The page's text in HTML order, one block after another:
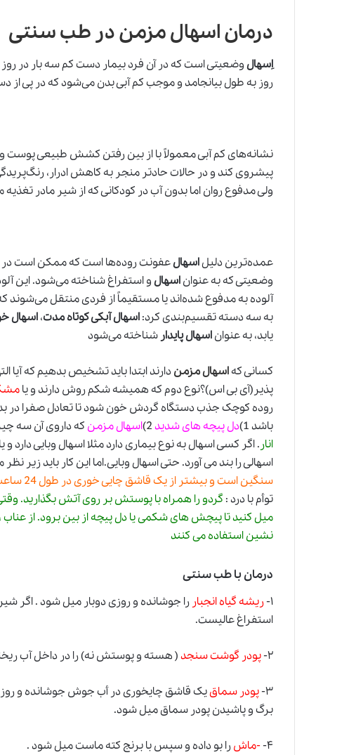
درمان اسهال مزمن در طب سنتی
اِسهالوضعیتی است که در آن فرد بیمار دست کم سه بار در روز
روز به طول بیانجامد و موجب کم آبی بدن می‌شود که در پی
نشانه‌های کم آبی معمولاً با از بین رفتن کشش طبیعی
پیشروی کند و در حالات حادتر منجر به کاهش ادرار،
ولی مدفوع روان اما بدون آب در کودکانی که از شیر مادر
عمده‌ترین دلیلاسهالعفونت روده‌ها است که ممکن است در
وضعیتی که به عنواناسهالو استفراغ شناخته می‌شود. این
آلوده به مدفوع شده‌اند یا مستقیماً از فردی منتقل می‌شوند
به سه دسته تقسیم‌بندی کرد:اسهال آبکی کوتاه مدت،اسهال
یابد، به عنواناسهال پایدار شناخته می‌شود
کسانی کهاسهال مزمندارند ابتدا باید تشخیص بدهیم که آیا
پذیر(آی بی اس)؟نوع دوم که همیشه شکم روش دارند و یا
روده کوچک جذب دستگاه گردش خون شود تا تعادل صفرا در بدن
باشد 1)
دل پیچه های شدید اسهال مزمن که داروی آن سه
انار . اگر کسی اسهال به نوع بیماری دارد مثلا اسهال وبایی دارد و
اسهالی را بند می آورد. حتی اسهال وبایی.اما این کار باید
سنگین است و بیشتر از یک قاشق چایی خوری در طول 24 ساعت بناید مصرف شود
توأم با درد : گردو را همراه با پوستش بر روی آتش بگذارید.
میل کنید تا پیچش های شکمی یا دل پیچه از بین برود. از
نشین استفاده می کنند
درمان با طب سنتی
۱- ریشه گیاه انجبار را جوشانده و روزی دوبار میل شود . اگر
استفراغ عالیست.
۲- پودر گوشت سنجد( هسته و پوستش نه) را در داخل آب
۳- پودر سماقیک قاشق چایخوری در أب جوش جوشانده و
برگ و پاشیدن پودر سماق میل شود.
۴- -ماشرا بو داده و سپس با برنج کته ماست میل شود .